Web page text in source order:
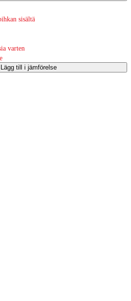
sisältä
varten
Lägg till i jämförelse